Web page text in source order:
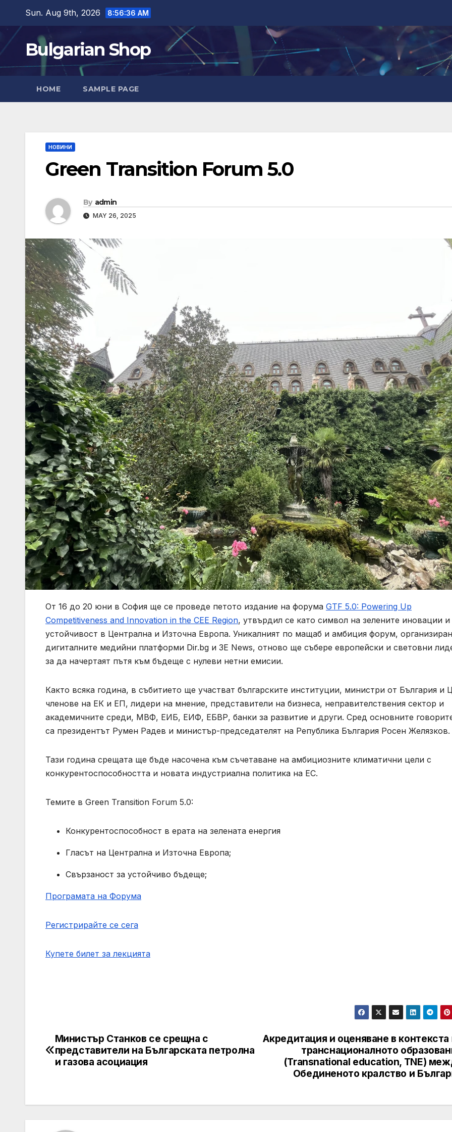
content
Sun. Aug 9th, 2026 8:56:37 AM
Bulgarian Shop
HOME SAMPLE PAGE
НОВИНИ
Green Transition Forum 5.0
By admin
MAY 26, 2025
От 16 до 20 юни в София ще се проведе петото издание на форума GTF 5.0: Powering Up
Competitiveness and Innovation in the CEE Region, утвърдил се като символ на зелените иновации и
устойчивост в Централна и Източна Европа. Уникалният по мащаб и амбиция форум,
дигиталните медийни платформи Dir.bg и 3E News, отново ще събере европейски и световни
за да начертаят пътя към бъдеще с нулеви нетни емисии.
Както всяка година, в събитието ще участват българските институции, министри от България и
членове на ЕК и ЕП, лидери на мнение, представители на бизнеса, неправителствения сектор и
академичните среди, МВФ, ЕИБ, ЕИФ, ЕБВР, банки за развитие и други. Сред основните
са президентът Румен Радев и министър-председателят на Република България Росен Желязков.
Тази година срещата ще бъде насочена към съчетаване на амбициозните климатични цели с
конкурентоспособността и новата индустриална политика на ЕС.
Темите в Green Transition Forum 5.0:
Конкурентоспособност в ерата на зелената енергия
Гласът на Централна и Източна Европа;
Свързаност за устойчиво бъдеще;
Програмата на Форума
Регистрирайте се сега
Купете билет за лекцията
Post
navigation
Акредитация и оценяване в контекста
транснационалното
(Transnational education, TNE)
Обединеното кралство и
Министър Станков се срещна с
представители на Българската петролна
и газова асоциация